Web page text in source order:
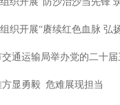
织开展“赓续红色血脉 弘
交通运输局举办党的二十
方显勇毅 危难展现担当